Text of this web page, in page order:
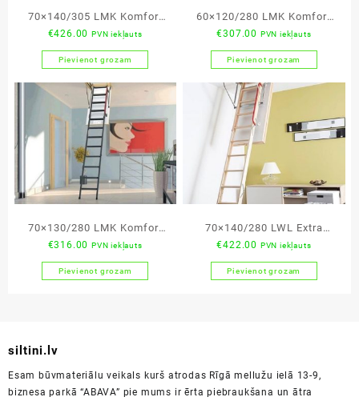
70×140/305 LMK Komfort
bēniņu kāpnes
€426.00 PVN iekļauts
Pievienot grozam
60×120/280 LMK Komfort
bēniņu kāpnes
€307.00 PVN iekļauts
Pievienot grozam
70×130/280 LMK Komfort
bēniņu kāpnes
€316.00 PVN iekļauts
Pievienot grozam
70×140/280 LWL Extra
bēniņu kāpnes
€422.00 PVN iekļauts
Pievienot grozam
siltini.lv
Esam būvmateriālu veikals kurš atrodas Rīgā mellužu ielā 13-9,
biznesa parkā “ABAVA” pie mums ir ērta piebraukšana un ātra